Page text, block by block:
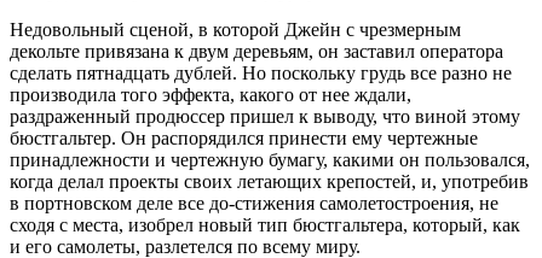
Недовольный сценой, в которой Джейн с чрезмерным
декольте привязана к двум деревьям, он заставил оператора
сделать пятнадцать дублей. Но поскольку грудь все разно не
производила того эффекта, какого от нее ждали,
раздраженный продюссер пришел к выводу, что виной этому
бюстгальтер. Он распорядился принести ему чертежные
принадлежности и чертежную бумагу, какими он пользовался,
когда делал проекты своих летающих крепостей, и, употребив
в портновском деле все до-стижения самолетостроения, не
сходя с места, изобрел новый тип бюстгальтера, который, как
и его самолеты, разлетелся по всему миру.